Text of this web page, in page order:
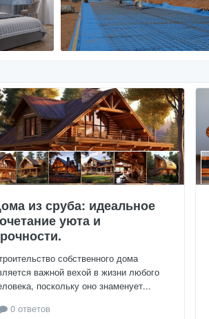
из сруба: идеальное
уюта и
собственного дома
важной вехой в жизни любого
поскольку оно знаменует...
0 ответов